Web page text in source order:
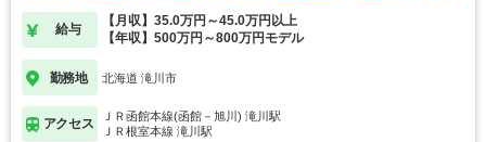
す。
給与
【月収】35.0万円～45.0万円以上
【年収】500万円～800万円モデル
勤務地 北海道 滝川市
アクセス
ＪＲ函館本線(函館－旭川) 滝川駅
ＪＲ根室本線 滝川駅